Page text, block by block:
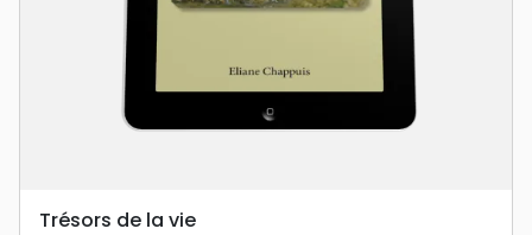
Trésors de la vie